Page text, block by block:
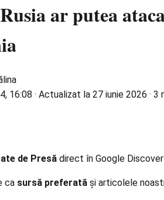
ar putea
16:08 · Actualizat la 27 iunie 2026 · 3
de Presă direct în Google
ca sursă preferată și articolele